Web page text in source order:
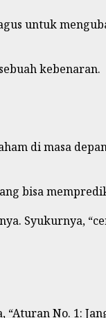
untuk
kebenaran.
di masa
bisa
Syukurnya,
No. 1: